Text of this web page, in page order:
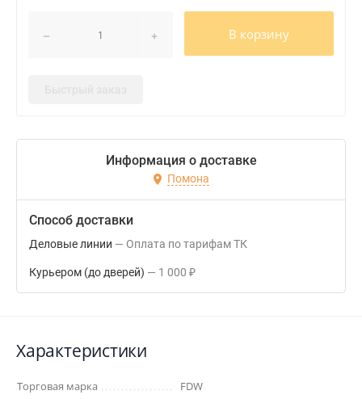
В корзину
Информация о доставке
Помона
Способ доставки
Деловые линии Оплата по тарифам ТК
Курьером (до дверей) 1 000 ₽
Характеристики
Торговая марка
FDW